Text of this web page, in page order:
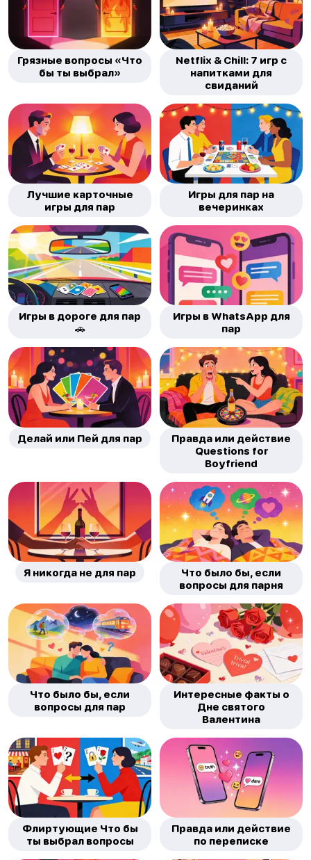
Грязные вопросы «Что
бы ты выбрал»
Netflix & Chill: 7 игр с
напитками для
свиданий
Лучшие карточные
игры для пар
Игры для пар на
вечеринках
Игры в дороге для пар
🚗
Игры в WhatsApp для
пар
Делай или Пей для пар
Правда или действие
Questions for
Boyfriend
Я никогда не для пар
Что было бы, если
вопросы для парня
Что было бы, если
вопросы для пар
Интересные факты о
Дне святого
Валентина
Флиртующие Что бы
ты выбрал вопросы
Правда или действие
по переписке